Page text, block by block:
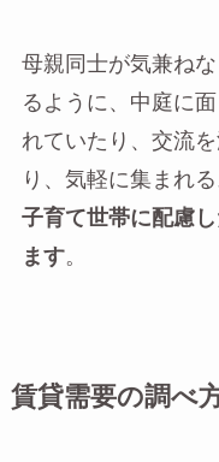
母親同士が気兼ね
るように、中庭に
れていたり、交流
り、気軽に集まれ
子育て世帯に配慮
ます。
賃貸需要の調べ